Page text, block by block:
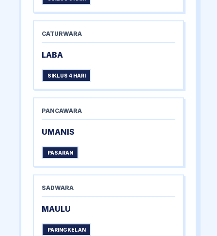
CATURWARA
LABA
SIKLUS 4 HARI
PANCAWARA
UMANIS
PASARAN
SADWARA
MAULU
PARINGKELAN